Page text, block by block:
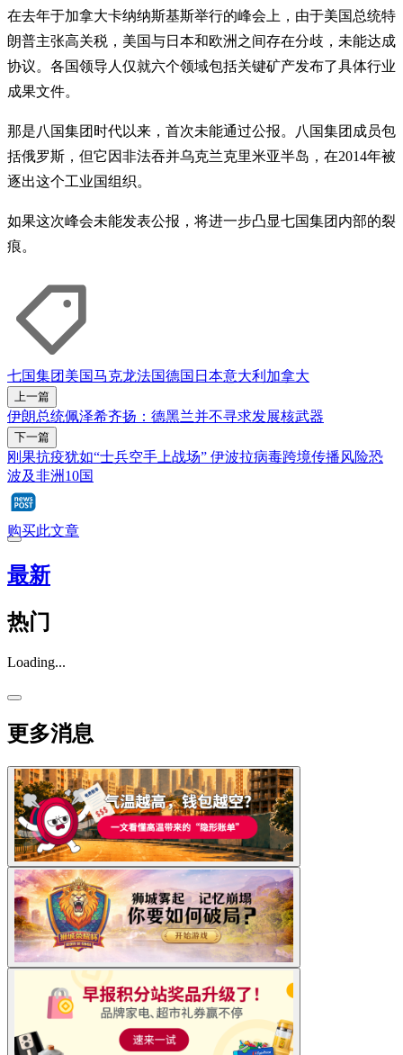
在去年于加拿大卡纳纳斯基斯举行的峰会上，由于美国总统特
朗普主张高关税，美国与日本和欧洲之间存在分歧，未能达成
协议。各国领导人仅就六个领域包括关键矿产发布了具体行业
成果文件。
那是八国集团时代以来，首次未能通过公报。八国集团成员包
括俄罗斯，但它因非法吞并乌克兰克里米亚半岛，在2014年被
逐出这个工业国组织。
如果这次峰会未能发表公报，将进一步凸显七国集团内部的裂
痕。
七国集团 美国马克龙法国德国 日本意大利 加拿大
上一篇
伊朗总统佩泽希齐扬：德黑兰并不寻求发展核武器
下一篇
刚果抗疫犹如“士兵空手上战场” 伊波拉病毒跨境传播风险恐
波及非洲10国
购买此文章
最新
热门
Loading...
更多消息